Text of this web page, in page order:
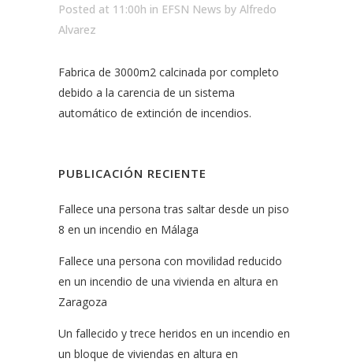
Posted at 11:00h in EFSN News by Alfredo
Alvarez
Fabrica de 3000m2 calcinada por completo
debido a la carencia de un sistema
automático de extinción de incendios.
PUBLICACIÓN RECIENTE
Fallece una persona tras saltar desde un piso
8 en un incendio en Málaga
Fallece una persona con movilidad reducido
en un incendio de una vivienda en altura en
Zaragoza
Un fallecido y trece heridos en un incendio en
un bloque de viviendas en altura en